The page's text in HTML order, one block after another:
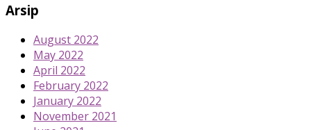
Arsip
August 2022
May 2022
April 2022
February 2022
January 2022
November 2021